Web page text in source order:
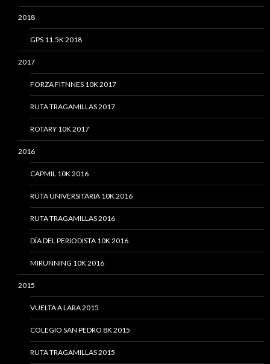
2018
GPS 11.5K 2018
2017
FORZA FITNNES 10K 2017
RUTA TRAGAMILLAS 2017
ROTARY 10K 2017
2016
CAPMIL 10K 2016
RUTA UNIVERSITARIA 10K 2016
RUTA TRAGAMILLAS 2016
DÍA DEL PERIODISTA 10K 2016
MIRUNNING 10K 2016
2015
VUELTA A LARA 2015
COLEGIO SAN PEDRO 8K 2015
RUTA TRAGAMILLAS 2015